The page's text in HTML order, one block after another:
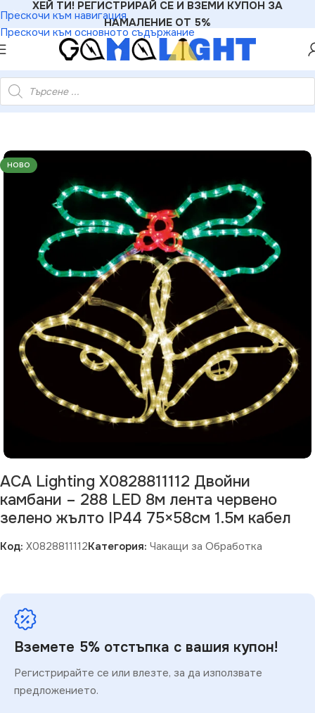
Прескочи към навигация
Прескочи към основното съдържание
ХЕЙ ТИ! РЕГИСТРИРАЙ СЕ И ВЗЕМИ КУПОН ЗА
НАМАЛЕНИЕ ОТ 5%
8м лента червено зелено жълто IP44 75×58см 1.5м кабел
НОВО
ACA Lighting X0828811112 Двойни
камбани – 288 LED 8м лента червено
зелено жълто IP44 75×58см 1.5м кабел
Код: X0828811112Категория: Чакащи за Обработка
Вземете 5% отстъпка с вашия купон!
Регистрирайте се или влезте, за да използвате
предложението.